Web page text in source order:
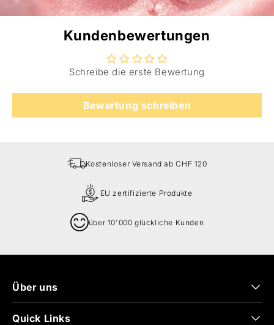
Kundenbewertungen
Schreibe die erste Bewertung
Bewertung schreiben
Kostenloser Versand ab CHF 120
EU zertifizierte Produkte
über 10'000 glückliche Kunden
Über uns
Quick Links